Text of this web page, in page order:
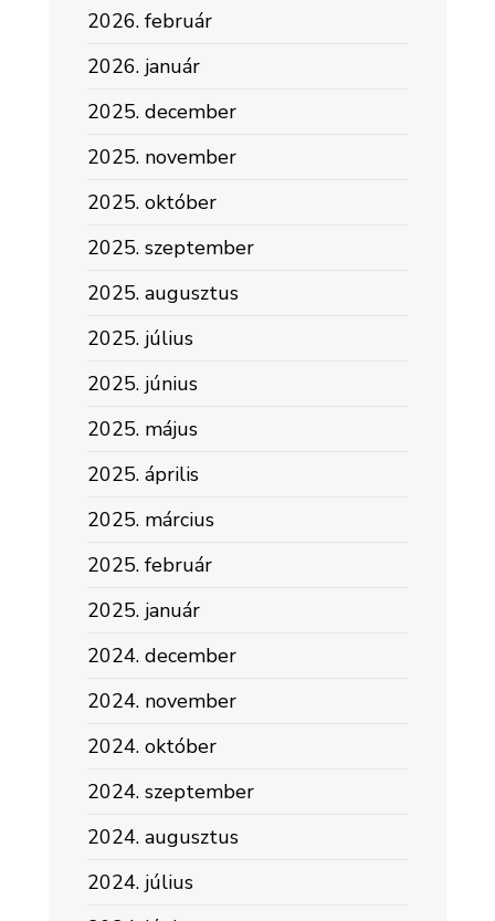
2026. február
2026. január
2025. december
2025. november
2025. október
2025. szeptember
2025. augusztus
2025. július
2025. június
2025. május
2025. április
2025. március
2025. február
2025. január
2024. december
2024. november
2024. október
2024. szeptember
2024. augusztus
2024. július